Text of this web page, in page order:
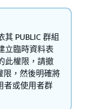
PUBLIC 群組
立臨時資料表
此權限，請撤
限，然後明確將
者或使用者群